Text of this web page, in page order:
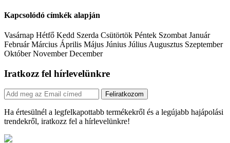
Kapcsolódó címkék alapján
Vasárnap Hétfő Kedd Szerda Csütörtök Péntek Szombat Január
Február Március Április Május Június Július Augusztus Szeptember
Október November December
Iratkozz fel hírlevelünkre
Feliratkozom
Ha értesülnél a legfelkapottabb termékekről és a legújabb hajápolási
trendekről, iratkozz fel a hírlevelünkre!